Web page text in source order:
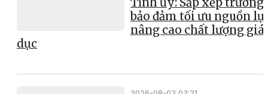
Tỉnh ủy: Sắp xếp trường
bảo đảm tối ưu nguồn
nâng cao chất lượng
dục